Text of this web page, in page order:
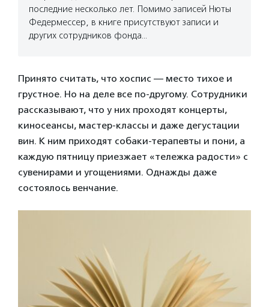
последние несколько лет. Помимо записей Нюты
Федермессер, в книге присутствуют записи и
других сотрудников фонда…
Принято считать, что хоспис — место тихое и
грустное. Но на деле все по-другому. Сотрудники
рассказывают, что у них проходят концерты,
киносеансы, мастер-классы и даже дегустации
вин. К ним приходят собаки-терапевты и пони, а
каждую пятницу приезжает «тележка радости» с
сувенирами и угощениями. Однажды даже
состоялось венчание.